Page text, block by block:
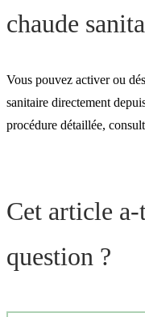
chaude
Vous pouvez activer ou
sanitaire directement
procédure détaillée,
Cet article
question ?